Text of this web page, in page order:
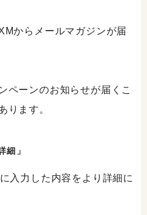
からメールマガジンが届
ペーンのお知らせが届くこ
ります。
細」
入力した内容をより詳細に